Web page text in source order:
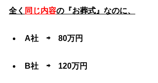
全く 同じ内容の『お葬式』なのに、
A社　⇨　80万円
B社　⇨　120万円